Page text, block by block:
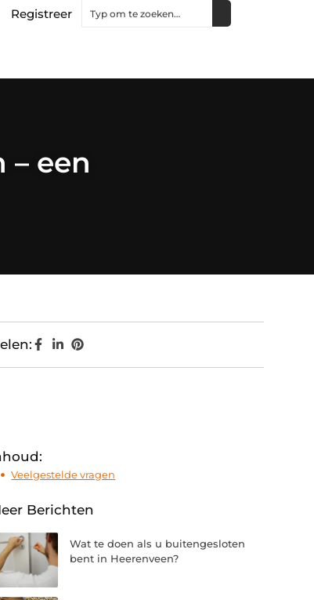
Registreer
een
Veelgestelde vragen
Berichten
Wat te doen als u buitengesloten
bent in Heerenveen?